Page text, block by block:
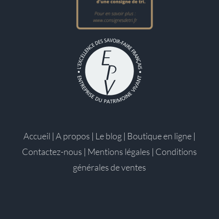
Accueil | A propos | Le blog | Boutique en ligne |
Contactez-nous | Mentions légales | Conditions
générales de ventes